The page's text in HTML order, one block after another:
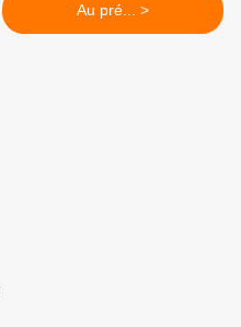
Au pré... >